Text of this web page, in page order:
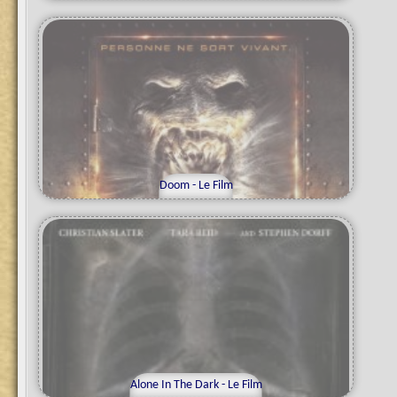
Doom - Le Film
Alone In The Dark - Le Film